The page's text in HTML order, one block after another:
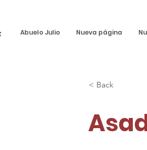
Abuelo Julio Nueva página
< Back